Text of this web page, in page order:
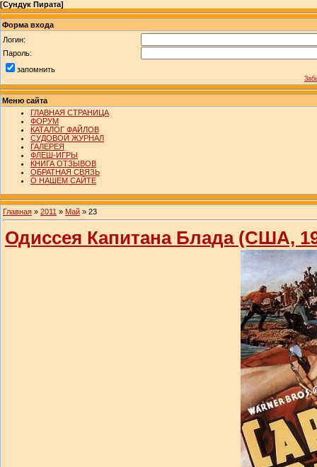
[Сундук Пирата]
Форма входа
Логин:
Пароль:
запомнить
Меню сайта
ГЛАВНАЯ СТРАНИЦА
ФОРУМ
КАТАЛОГ ФАЙЛОВ
СУДОВОЙ ЖУРНАЛ
ГАЛЕРЕЯ
ФЛЕШ-ИГРЫ
КНИГА ОТЗЫВОВ
ОБРАТНАЯ СВЯЗЬ
О НАШЕМ САЙТЕ
Главная » 2011 » Май » 23
Одиссея Капитана Блада (США,